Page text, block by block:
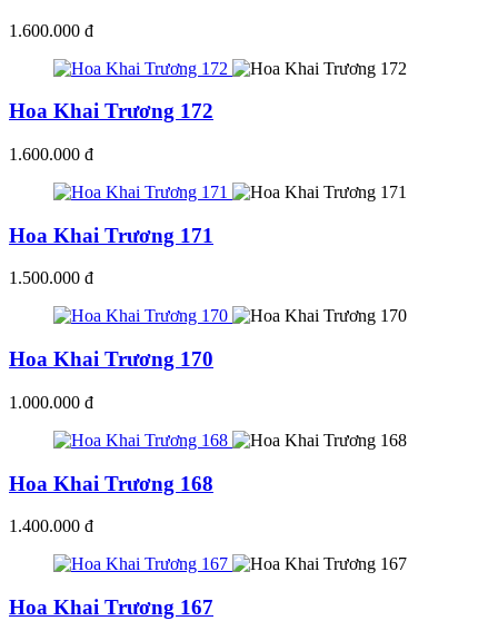
1.600.000 đ
Hoa Khai Trương 172
1.600.000 đ
Hoa Khai Trương 171
1.500.000 đ
Hoa Khai Trương 170
1.000.000 đ
Hoa Khai Trương 168
1.400.000 đ
Hoa Khai Trương 167